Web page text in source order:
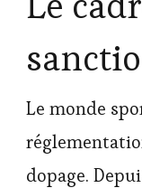
Le monde
dopage.